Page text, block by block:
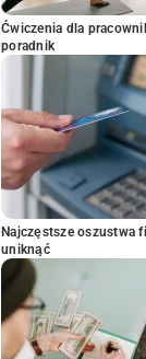
Ćwiczenia dla
poradnik
Najczęstsze oszustwa
uniknąć